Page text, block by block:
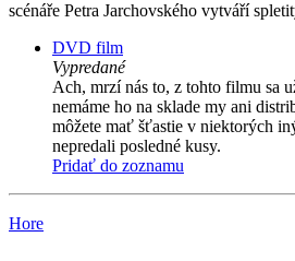
scénáře Petra Jarchovského vytváří
DVD film
Vypredané
Ach, mrzí nás to, z tohto filmu sa
nemáme ho na sklade my ani
môžete mať šťastie v niektorých
nepredali posledné kusy.
Pridať do zoznamu
Hore